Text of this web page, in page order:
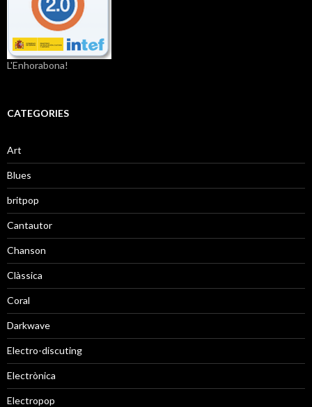
L'Enhorabona!
CATEGORIES
Art
Blues
britpop
Cantautor
Chanson
Clàssica
Coral
Darkwave
Electro-discuting
Electrònica
Electropop